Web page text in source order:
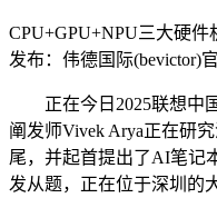
CPU+GPU+NPU三大硬件
发布：伟德国际(bevictor)
正在今日2025联想中国
阐发师Vivek Arya正在研
尾，并起首提出了AI笔记
发从题，正在位于深圳的